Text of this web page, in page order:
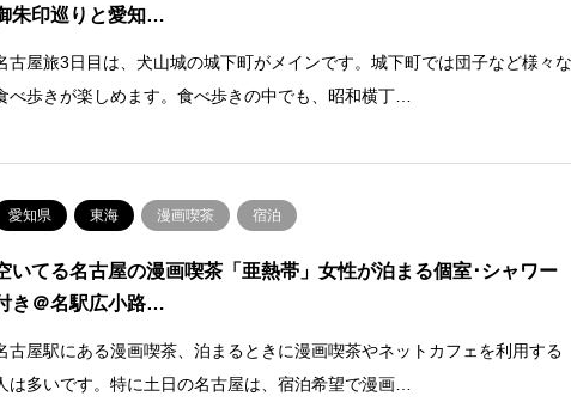
朱印巡りと愛知…
古屋旅3日目は、犬山城の城下町がメインです。城下町では団子など様々
べ歩きが楽しめます。食べ歩きの中でも、昭和横丁…
愛知県 東海 漫画喫茶 宿泊
いてる名古屋の漫画喫茶「亜熱帯」女性が泊まる個室･シャワー
き＠名駅広小路…
古屋駅にある漫画喫茶、泊まるときに漫画喫茶やネットカフェを利用する
は多いです。特に土日の名古屋は、宿泊希望で漫画…